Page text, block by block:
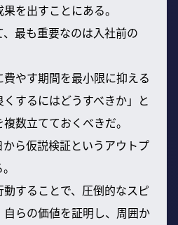
を出すことにある。
最も重要なのは入社前の
やす期間を最小限に抑える
するにはどうすべきか」と
数立てておくべきだ。
ら仮説検証というアウトプ
することで、圧倒的なスピ
らの価値を証明し、周囲か